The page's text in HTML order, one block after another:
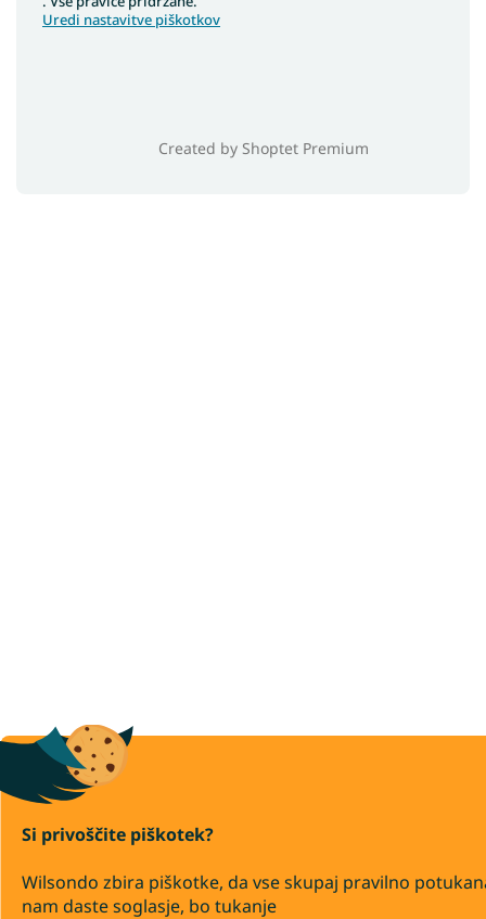
Si privoščite piškotek?
Wilsondo zbira piškotke, da vse skupaj pravilno
nam daste soglasje, bo tukanje
Created by Shoptet Premium
Uredi nastavitve piškotkov